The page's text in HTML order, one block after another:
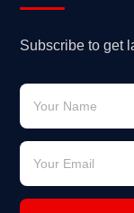
Subscribe to get